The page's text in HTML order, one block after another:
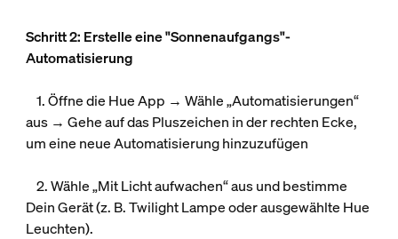
Schritt 2: Erstelle eine "Sonnenaufgangs"-
Automatisierung
1. Öffne die Hue App → Wähle „Automatisierungen“
aus → Gehe auf das Pluszeichen in der rechten Ecke,
um eine neue Automatisierung hinzuzufügen
2. Wähle „Mit Licht aufwachen“ aus und bestimme
Dein Gerät (z. B. Twilight Lampe oder ausgewählte Hue
Leuchten).